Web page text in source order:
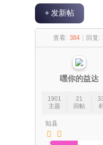
新
滨
+ 发新帖
查看: 384 回复:
嘿你的益达
1901
主题
21
回帖
知县